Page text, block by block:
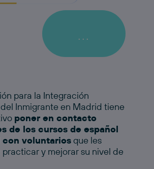
...
para la Integración
Inmigrante en Madrid tiene
poner en contacto
de los cursos de español
con voluntariosque les
y mejorar su nivel de